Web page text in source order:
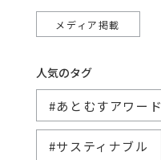
メディア掲載
人気のタグ
#あとむすアワード
#サスティナブル